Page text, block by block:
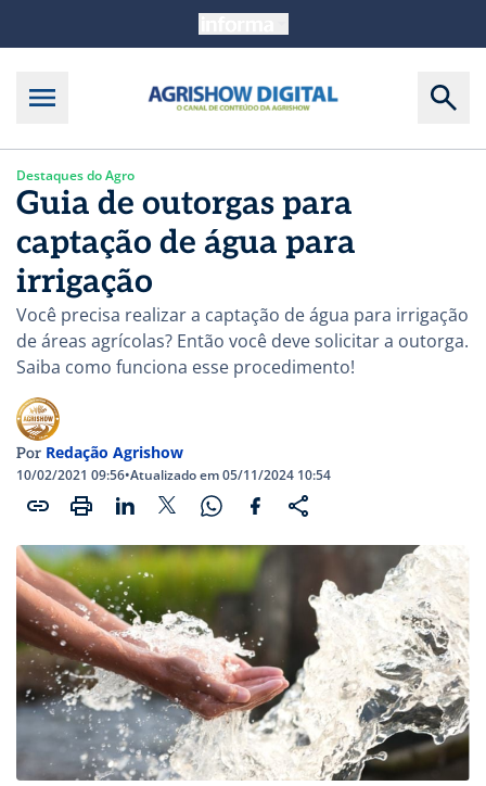
Destaques do Agro
Guia de outorgas para
captação de água para
irrigação
Você precisa realizar a captação de água para irrigação
de áreas agrícolas? Então você deve solicitar a outorga.
Saiba como funciona esse procedimento!
Por Redação Agrishow
10/02/2021 09:56•Atualizado em 05/11/2024 10:54